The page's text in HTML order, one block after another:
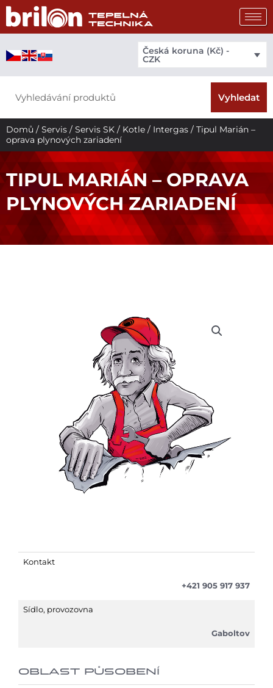
Přeskočit
obsah
Česká koruna (Kč) -
CZK
Vyhledat
Domů / Servis / Servis SK / Kotle / Intergas / Tipul Marián –
oprava plynových zariadení
TIPUL MARIÁN – OPRAVA
PLYNOVÝCH ZARIADENÍ
Kontakt
+421 905 917 937
Sídlo, provozovna
Gaboltov
OBLAST PŮSOBENÍ